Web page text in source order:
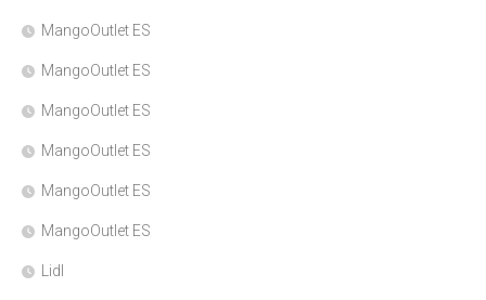
MangoOutlet ES
MangoOutlet ES
MangoOutlet ES
MangoOutlet ES
MangoOutlet ES
MangoOutlet ES
Lidl